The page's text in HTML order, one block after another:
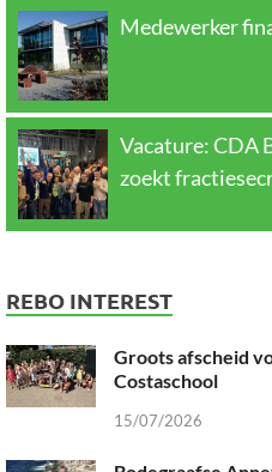
Medewerker
Vacature: CDA
zoekt
REBO INTEREST
Groots afscheid
Costaschool
15/07/2026